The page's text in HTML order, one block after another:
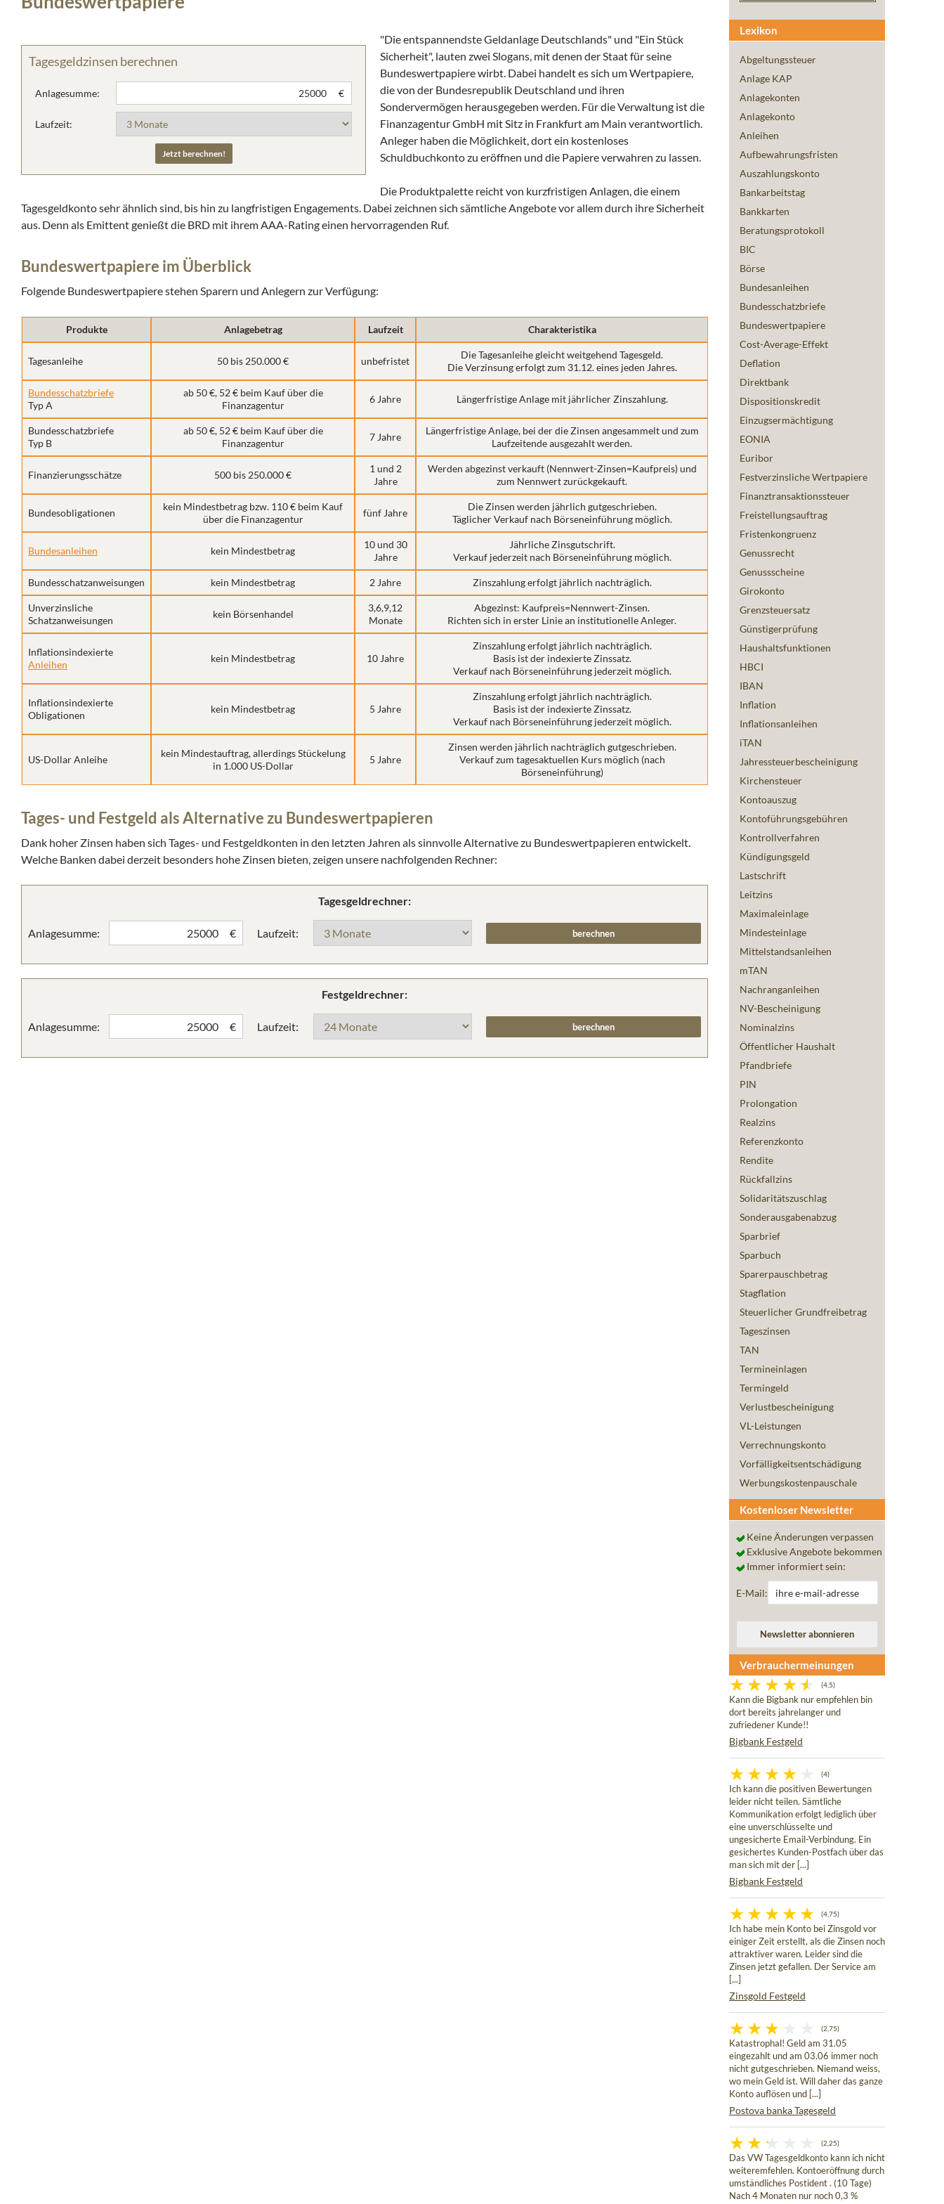
Tagesgeldzinsen berechnen
Anlagesumme: €
Laufzeit:
"Die entspannendste Geldanlage Deutschlands" und "Ein Stück
Sicherheit", lauten zwei Slogans, mit denen der Staat für seine
Bundeswertpapiere wirbt. Dabei handelt es sich um Wertpapiere,
die von der Bundesrepublik Deutschland und ihren
Sondervermögen herausgegeben werden. Für die Verwaltung ist die
Finanzagentur GmbH mit Sitz in Frankfurt am Main verantwortlich.
Anleger haben die Möglichkeit, dort ein kostenloses
Schuldbuchkonto zu eröffnen und die Papiere verwahren zu lassen.
Die Produktpalette reicht von kurzfristigen Anlagen, die einem
Tagesgeldkonto sehr ähnlich sind, bis hin zu langfristigen Engagements. Dabei zeichnen sich sämtliche Angebote vor allem durch ihre Sicherheit
aus. Denn als Emittent genießt die BRD mit ihrem AAA-Rating einen hervorragenden Ruf.
Bundeswertpapiere im Überblick
Folgende Bundeswertpapiere stehen Sparern und Anlegern zur Verfügung:
Produkte Anlagebetrag Laufzeit Charakteristika
Tagesanleihe 50 bis 250.000 € unbefristet
Die Tagesanleihe gleicht weitgehend Tagesgeld.
Die Verzinsung erfolgt zum 31.12. eines jeden Jahres.
Bundesschatzbriefe
Typ A
ab 50 €, 52 € beim Kauf über die
Finanzagentur
6 Jahre Längerfristige Anlage mit jährlicher Zinszahlung.
Bundesschatzbriefe
Typ B
ab 50 €, 52 € beim Kauf über die
Finanzagentur
7 Jahre
Längerfristige Anlage, bei der die Zinsen angesammelt und zum
Laufzeitende ausgezahlt werden.
Finanzierungsschätze 500 bis 250.000 €
1 und 2
Jahre
Werden abgezinst verkauft (Nennwert-Zinsen=Kaufpreis) und
zum Nennwert zurückgekauft.
Bundesobligationen
kein Mindestbetrag bzw. 110 € beim Kauf
über die Finanzagentur
fünf Jahre
Die Zinsen werden jährlich gutgeschrieben.
Täglicher Verkauf nach Börseneinführung möglich.
Bundesanleihen kein Mindestbetrag
10 und 30
Jahre
Jährliche Zinsgutschrift.
Verkauf jederzeit nach Börseneinführung möglich.
Bundesschatzanweisungen kein Mindestbetrag 2 Jahre Zinszahlung erfolgt jährlich nachträglich.
Unverzinsliche
Schatzanweisungen
kein Börsenhandel
3,6,9,12
Monate
Abgezinst: Kaufpreis=Nennwert-Zinsen.
Richten sich in erster Linie an institutionelle Anleger.
Inflationsindexierte
Anleihen
kein Mindestbetrag 10 Jahre
Zinszahlung erfolgt jährlich nachträglich.
Basis ist der indexierte Zinssatz.
Verkauf nach Börseneinführung jederzeit möglich.
Inflationsindexierte
Obligationen
kein Mindestbetrag 5 Jahre
Zinszahlung erfolgt jährlich nachträglich.
Basis ist der indexierte Zinssatz.
Verkauf nach Börseneinführung jederzeit möglich.
US-Dollar Anleihe
kein Mindestauftrag, allerdings Stückelung
in 1.000 US-Dollar
5 Jahre
Zinsen werden jährlich nachträglich gutgeschrieben.
Verkauf zum tagesaktuellen Kurs möglich (nach
Börseneinführung)
Tages- und Festgeld als Alternative zu Bundeswertpapieren
Dank hoher Zinsen haben sich Tages- und Festgeldkonten in den letzten Jahren als sinnvolle Alternative zu Bundeswertpapieren entwickelt.
Welche Banken dabei derzeit besonders hohe Zinsen bieten, zeigen unsere nachfolgenden Rechner:
Tagesgeldrechner:
Anlagesumme: € Laufzeit:
Festgeldrechner:
Anlagesumme: € Laufzeit:
Lexikon
Abgeltungssteuer
Anlage KAP
Anlagekonten
Anlagekonto
Anleihen
Aufbewahrungsfristen
Auszahlungskonto
Bankarbeitstag
Bankkarten
Beratungsprotokoll
BIC
Börse
Bundesanleihen
Bundesschatzbriefe
Bundeswertpapiere
Cost-Average-Effekt
Deflation
Direktbank
Dispositionskredit
Einzugsermächtigung
EONIA
Euribor
Festverzinsliche Wertpapiere
Finanztransaktionssteuer
Freistellungsauftrag
Fristenkongruenz
Genussrecht
Genussscheine
Girokonto
Grenzsteuersatz
Günstigerprüfung
Haushaltsfunktionen
HBCI
IBAN
Inflation
Inflationsanleihen
iTAN
Jahressteuerbescheinigung
Kirchensteuer
Kontoauszug
Kontoführungsgebühren
Kontrollverfahren
Kündigungsgeld
Lastschrift
Leitzins
Maximaleinlage
Mindesteinlage
Mittelstandsanleihen
mTAN
Nachranganleihen
NV-Bescheinigung
Nominalzins
Öffentlicher Haushalt
Pfandbriefe
PIN
Prolongation
Realzins
Referenzkonto
Rendite
Rückfallzins
Solidaritätszuschlag
Sonderausgabenabzug
Sparbrief
Sparbuch
Sparerpauschbetrag
Stagflation
Steuerlicher Grundfreibetrag
Tageszinsen
TAN
Termineinlagen
Termingeld
Verlustbescheinigung
VL-Leistungen
Verrechnungskonto
Vorfälligkeitsentschädigung
Werbungskostenpauschale
Kostenloser Newsletter
Keine Änderungen verpassen
Exklusive Angebote bekommen
Immer informiert sein:
E-Mail:
Verbrauchermeinungen
(4,5)
Kann die Bigbank nur empfehlen bin
dort bereits jahrelanger und
zufriedener Kunde!!
Bigbank Festgeld
(4)
Ich kann die positiven Bewertungen
leider nicht teilen. Sämtliche
Kommunikation erfolgt lediglich über
eine unverschlüsselte und
ungesicherte Email-Verbindung. Ein
gesichertes Kunden-Postfach über das
man sich mit der [...]
Bigbank Festgeld
(4,75)
Ich habe mein Konto bei Zinsgold vor
einiger Zeit erstellt, als die Zinsen noch
attraktiver waren. Leider sind die
Zinsen jetzt gefallen. Der Service am
[...]
Zinsgold Festgeld
(2,75)
Katastrophal! Geld am 31.05
eingezahlt und am 03.06 immer noch
nicht gutgeschrieben. Niemand weiss,
wo mein Geld ist. Will daher das ganze
Konto auflösen und [...]
Postova banka Tagesgeld
(2,25)
Das VW Tagesgeldkonto kann ich nicht
weiteremfehlen. Kontoeröffnung durch
umständliches Postident . (10 Tage)
Nach 4 Monaten nur noch 0,3 %